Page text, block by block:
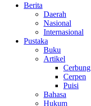
Berita
Daerah
Nasional
Internasional
Pustaka
Buku
Artikel
Cerbung
Cerpen
Puisi
Bahasa
Hukum